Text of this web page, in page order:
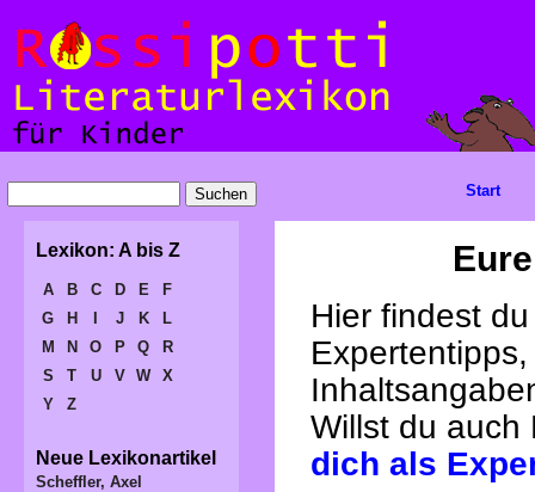
Hier findest
Willst du
dich als
Start
Lexikon: A bis Z
A B C D E
F
G
H J K
L
M
N O P Q
R
S
T U V W
X
Y
Z
Neue Lexikonartikel
Scheffler, Axel